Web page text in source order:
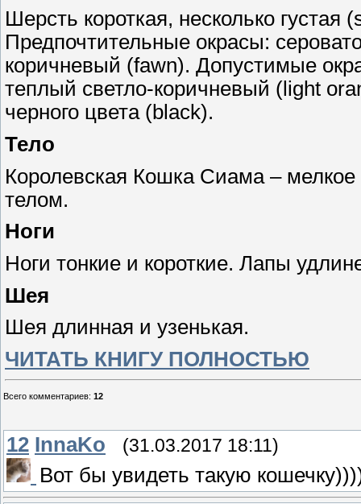
Шерсть короткая, несколько
Предпочтительные окрасы:
коричневый (fawn). Допустимые
теплый светло-коричневый (light
черного цвета (black).
Тело
Королевская Кошка Сиама –
телом.
Ноги
Ноги тонкие и короткие. Лапы
Шея
Шея длинная и узенькая.
ЧИТАТЬ КНИГУ ПОЛНОСТЬЮ
Всего комментариев: 12
12 InnaKo (31.03.2017 18:11)
Вот бы увидеть такую